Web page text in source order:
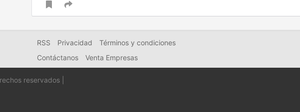
RSS Privacidad
Términos y condiciones
Contáctanos
Venta Empresas
reservados |